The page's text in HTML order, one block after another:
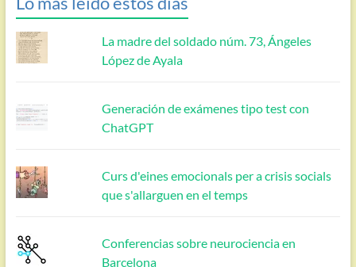
La madre del soldado núm. 73, Ángeles
López de Ayala
Generación de exámenes tipo test con
ChatGPT
Curs d'eines emocionals per a crisis socials
que s'allarguen en el temps
Conferencias sobre neurociencia en
Barcelona